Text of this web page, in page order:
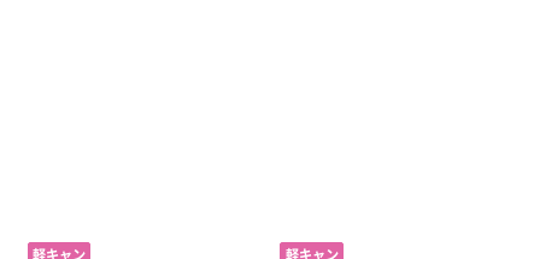
軽キャン 軽キャン